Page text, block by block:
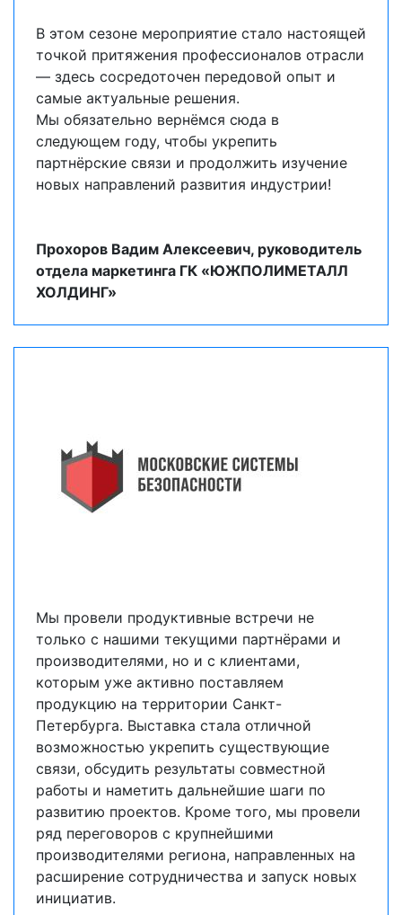
В этом сезоне мероприятие стало настоящей
точкой притяжения профессионалов отрасли
— здесь сосредоточен передовой опыт и
самые актуальные решения.
Мы обязательно вернёмся сюда в
следующем году, чтобы укрепить
партнёрские связи и продолжить изучение
новых направлений развития индустрии!
Прохоров Вадим Алексеевич, руководитель
отдела маркетинга ГК «ЮЖПОЛИМЕТАЛЛ
ХОЛДИНГ»
Мы провели продуктивные встречи не
только с нашими текущими партнёрами и
производителями, но и с клиентами,
которым уже активно поставляем
продукцию на территории Санкт-
Петербурга. Выставка стала отличной
возможностью укрепить существующие
связи, обсудить результаты совместной
работы и наметить дальнейшие шаги по
развитию проектов. Кроме того, мы провели
ряд переговоров с крупнейшими
производителями региона, направленных на
расширение сотрудничества и запуск новых
инициатив.